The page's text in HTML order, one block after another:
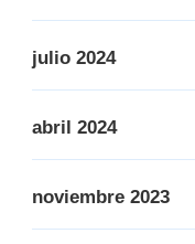
julio 2024
abril 2024
noviembre 2023